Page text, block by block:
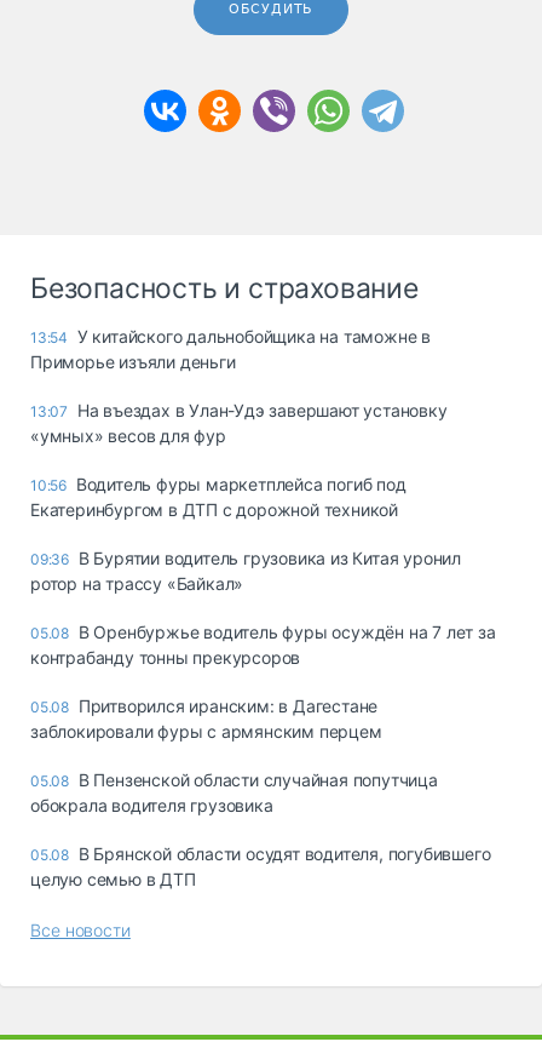
ОБСУДИТЬ
Безопасность и страхование
13:54 У китайского дальнобойщика на таможне в
Приморье изъяли деньги
13:07
Ha въeздax в Улaн-Удэ зaвepшaют ycтaнoвкy
«yмныx» вecoв для фyp
10:56 Водитель фуры маркетплейса погиб под
Екатеринбургом в ДТП с дорожной техникой
09:36 В Бурятии водитель грузовика из Китая уронил
ротор на трассу «Байкал»
05.08 В Оренбуржье водитель фуры осуждён на 7 лет за
контрабанду тонны прекурсоров
05.08 Притворился иранским: в Дагестане
заблокировали фуры с армянским перцем
05.08 В Пензенской области случайная попутчица
обокрала водителя грузовика
05.08 В Брянской области осудят водителя, погубившего
целую семью в ДТП
Все новости